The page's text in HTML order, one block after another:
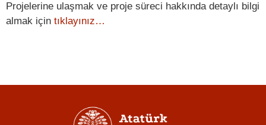
İLETIŞIM
E-POSTA
Projelerine ulaşmak ve proje süreci hakkında detaylı bilgi
almak için tıklayınız…